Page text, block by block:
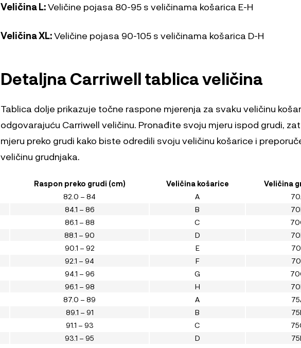
Veličina L:Veličine pojasa 80-95 s veličinama košarica E-H
Veličina XL:Veličine pojasa 90-105 s veličinama košarica D-H
Detaljna Carriwell tablica veličina
Tablica dolje prikazuje točne raspone mjerenja za svaku veličinu
odgovarajuću Carriwell veličinu. Pronađite svoju mjeru ispod grudi,
mjeru preko grudi kako biste odredili svoju veličinu košarice i
veličinu grudnjaka.
Raspon preko grudi (cm) Veličina košarice Veličina
82.0 – 84 A
84.1 – 86 B
86.1 – 88 C
88.1 – 90 D
90.1 – 92 E
92.1 – 94 F
94.1 – 96 G
96.1 – 98 H
87.0 – 89 A
89.1 – 91 B
91.1 – 93 C
93.1 – 95 D